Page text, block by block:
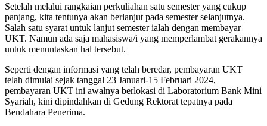
Setelah melalui rangkaian perkuliahan satu semester yang cukup
panjang, kita tentunya akan berlanjut pada semester selanjutnya.
Salah satu syarat untuk lanjut semester ialah dengan membayar
UKT. Namun ada saja mahasiswa/i yang memperlambat gerakannya
untuk menuntaskan hal tersebut.
Seperti dengan informasi yang telah beredar, pembayaran UKT
telah dimulai sejak tanggal 23 Januari-15 Februari 2024,
pembayaran UKT ini awalnya berlokasi di Laboratorium Bank Mini
Syariah, kini dipindahkan di Gedung Rektorat tepatnya pada
Bendahara Penerima.